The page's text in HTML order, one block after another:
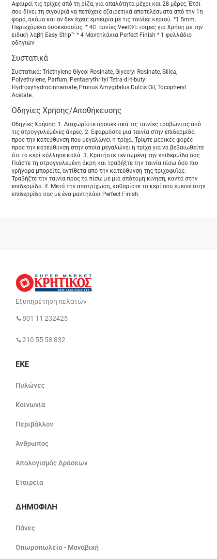
Αφαιρεί τις τρίχες από τη ρίζα, για απαλότητα μέχρι και 28 μέρες. Έτσι
σου δίνει τη σιγουριά να πετύχεις εξαιρετικά αποτελέσματα από την 1η
φορά, ακόμα και αν δεν έχεις εμπειρία με τις ταινίες κεριού. *1.5mm.
Περιεχόμενα συσκευασίας: * 40 Ταινίες Veet® Έτοιμες για Χρήση με την
ειδική λαβή Easy Strip™ * 4 Μαντηλάκια Perfect Finish * 1 φυλλάδιο
οδηγιών
Συστατικά
Συστατικά: Triethylene Glycol Rosinate, Glyceryl Rosinate, Silica,
Polyethylene, Parfum, Pentaerythrityl Tetra-di-t-butyl
Hydroxyhydrocinnamate, Prunus Amygdalus Dulcis Oil, Tocopheryl
Acetate.
Οδηγίες Χρήσης/Αποθήκευσης
Οδηγίες Χρήσης: 1. Διαχωρίστε προσεκτικά τις ταινίες τραβώντας από
τις στρογγυλεμένες άκρες. 2. Εφαρμόστε μια ταινία στην επιδερμίδα
προς την κατεύθυνση που μεγαλώνει η τρίχα. Τρίψτε μερικές φορές
προς την κατεύθυνση στην οποία μεγαλώνει η τρίχα για να βεβαιωθείτε
ότι το κερί κόλλησε καλά. 3. Κρατήστε τεντωμένη την επιδερμίδα σας.
Πιάστε τη στρογγυλεμένη άκρη και τραβήξτε την ταινία πίσω όσο πιο
γρήγορα μπορείτε, αντίθετα από την κατεύθυνση της τριχοφυϊας.
Τραβήξτε την ταινία προς τα πίσω με μια απότομη κίνηση, κοντά στην
επιδερμίδα. 4. Μετά την αποτρίχωση, καθαρίστε το κερί που έμεινε στην
επιδερμίδα σας με ένα μαντηλάκι Perfect Finish.
Εξυπηρέτηση πελατών
801 11 232425
210 55 58 832
ΕΚΕ
Πυλώνες
Κοινωνία
Περιβάλλον
Άνθρωπος
Απολογισμός Δράσεων
Εταιρεία
ΔΗΜΟΦΙΛΗ
Πάνες
Οπωροπωλείο - Μαναβική